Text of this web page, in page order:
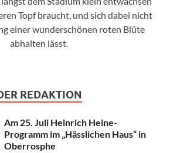
Topf braucht, und sich dabei nicht
einer wunderschönen roten Blüte
abhalten lässt.
REDAKTION
Am 25. Juli Heinrich Heine-
Programm im „Hässlichen Haus“ in
Oberrosphe